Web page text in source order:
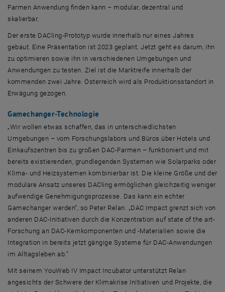
Farmen Anwendung finden kann – modular, dezentral und
skalierbar.
Der erste DACling-Prototyp wurde innerhalb nur eines Jahres
gebaut. Eine Präsentation ist 2023 geplant. Jetzt geht es darum, ihn
zu optimieren sowie ihn in verschiedenen Umgebungen und
Anwendungen zu testen. Ziel ist die Marktreife innerhalb der
kommenden zwei Jahre. Österreich wird als Produktionsstandort in
Erwägung gezogen.
Gamechanger-Technologie
„Wir wollen etwas schaffen, das in unterschiedlichsten
Umgebungen – vom Forschungslabors und Büros über Hotels und
Einkaufszentren bis zu großen DAC-Farmen – funktioniert und mit
bereits existierenden, grundlegenden Systemen wie Solarparks oder
Klima- und Heizsystemen kombinierbar ist. Die kleine Größe und der
modulare Ansatz unseres DACling ermöglichen gleichzeitig weniger
aufwendige Genehmigungsprozesse. Das kann ein echter
Gamechanger werden“, so Peter Relan . „DAC Impact grenzt sich von
anderen DAC-Initiativen durch die Konzentration auf state of the art-
Forschung an DAC-Kernkomponenten und -Materialien sowie die
Integration in bereits jetzt gängige Systeme für DAC-Anwendungen
im Alltagsleben ab.“
Mit seinem YouWeb IV Impact Incubator unterstützt Relan
angesichts der Schwere der Klimakrise Initiativen und Projekte, die